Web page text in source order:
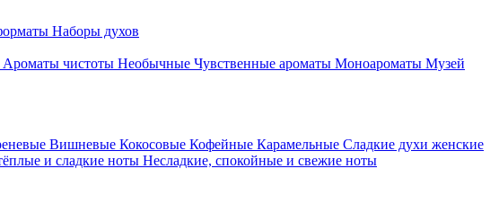
Наборы духов
Ароматы чистоты Необычные Чувственные ароматы Моноароматы Музей
Вишневые Кокосовые Кофейные Карамельные Сладкие духи женские
и сладкие ноты Несладкие, спокойные и свежие ноты